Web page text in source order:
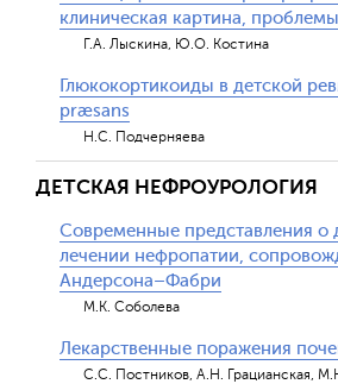
клиническая картина,
Г.А. Лыскина, Ю.О. Костина
Глюкокортикоиды в детской
præsans
Н.С. Подчерняева
ДЕТСКАЯ НЕФРОУРОЛОГИЯ
Современные представления о
лечении нефропатии,
Андерсона–Фабри
М.К. Соболева
Лекарственные поражения
С.С. Постников, А.Н. Грацианская,